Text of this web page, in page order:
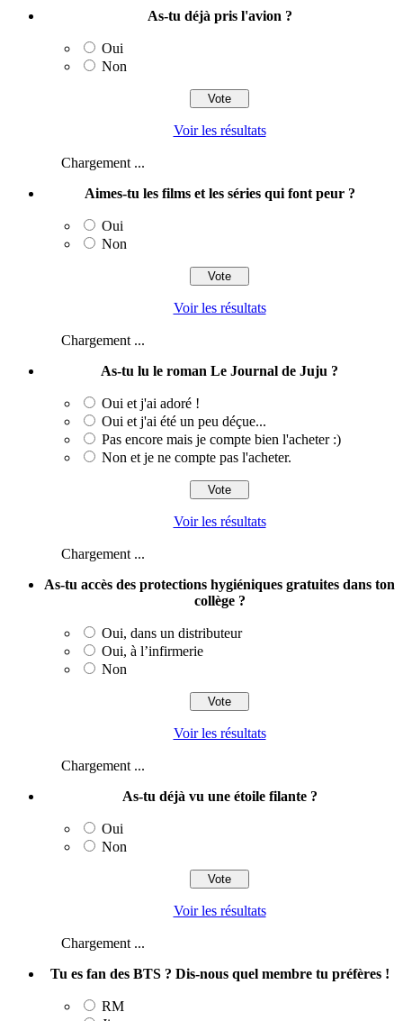
As-tu déjà pris l'avion ?
Oui
Non
Voir les résultats
Chargement ...
Aimes-tu les films et les séries qui font peur ?
Oui
Non
Voir les résultats
Chargement ...
As-tu lu le roman Le Journal de Juju ?
Oui et j'ai adoré !
Oui et j'ai été un peu déçue...
Pas encore mais je compte bien l'acheter :)
Non et je ne compte pas l'acheter.
Voir les résultats
Chargement ...
As-tu accès des protections hygiéniques gratuites dans ton
collège ?
Oui, dans un distributeur
Oui, à l’infirmerie
Non
Voir les résultats
Chargement ...
As-tu déjà vu une étoile filante ?
Oui
Non
Voir les résultats
Chargement ...
Tu es fan des BTS ? Dis-nous quel membre tu préfères !
RM